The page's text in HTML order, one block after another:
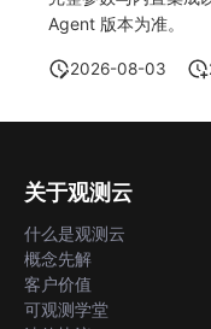
Agent 版本为准。
2026-08-03
关于观测云
什么是观测云
概念先解
客户价值
可观测学堂